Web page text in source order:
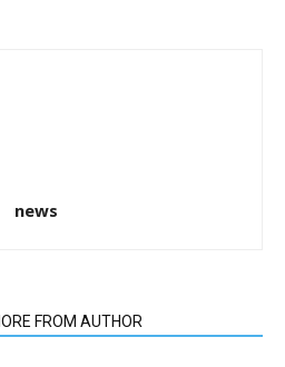
news
FROM AUTHOR